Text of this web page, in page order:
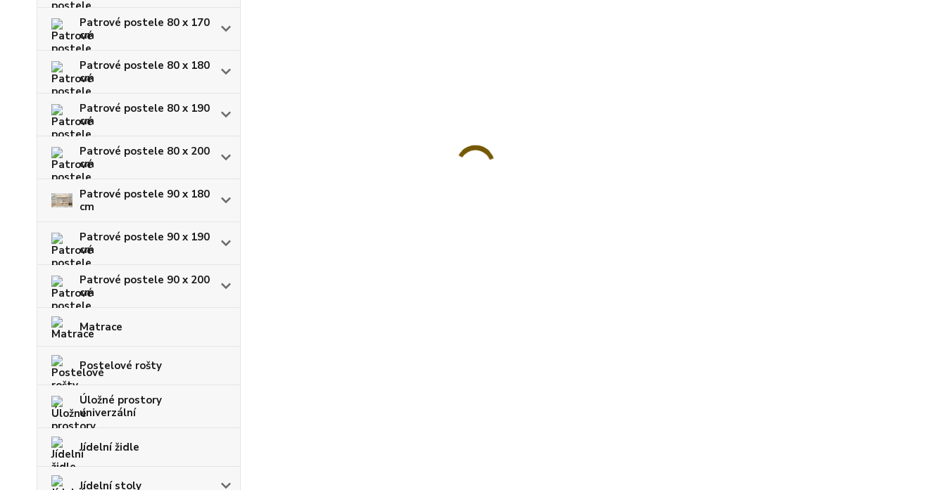
Patrové postele 80 x 170
cm
Patrové postele 80 x 180
cm
Patrové postele 80 x 190
cm
Patrové postele 80 x 200
cm
Patrové postele 90 x 180
cm
Patrové postele 90 x 190
cm
Patrové postele 90 x 200
cm
Matrace
Postelové rošty
Úložné prostory
univerzální
Jídelní židle
Jídelní stoly